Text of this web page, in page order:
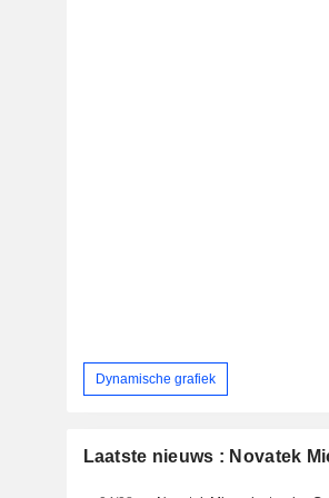
Dynamische grafiek
Laatste nieuws : Novatek